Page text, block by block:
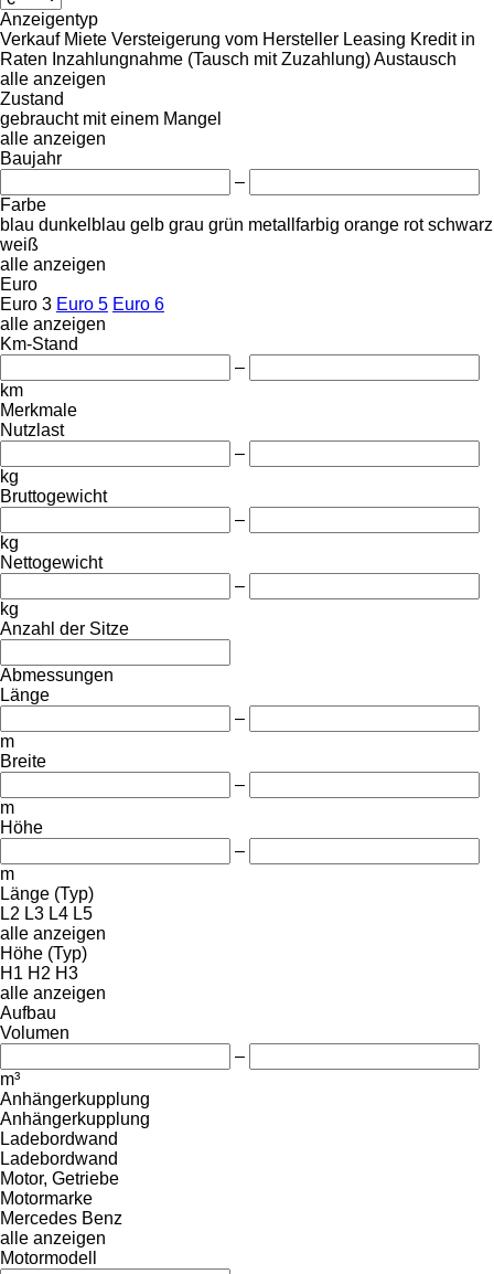
Anzeigentyp
Verkauf Miete Versteigerung vom Hersteller Leasing Kredit in
Raten Inzahlungnahme (Tausch mit Zuzahlung)Austausch
alle anzeigen
Zustand
gebraucht mit einem Mangel
alle anzeigen
Baujahr
–
Farbe
blau dunkelblau gelb grau grün metallfarbig orange rot schwarz
weiß
alle anzeigen
Euro
Euro 3 Euro 5 Euro 6
alle anzeigen
Km-Stand
–
km
Merkmale
Nutzlast
–
kg
Bruttogewicht
–
kg
Nettogewicht
–
kg
Anzahl der Sitze
Abmessungen
Länge
–
m
Breite
–
m
Höhe
–
m
Länge (Typ)
L2 L3 L4 L5
alle anzeigen
Höhe (Typ)
H1 H2 H3
alle anzeigen
Aufbau
Volumen
–
m³
Anhängerkupplung
Anhängerkupplung
Ladebordwand
Ladebordwand
Motor, Getriebe
Motormarke
Mercedes Benz
alle anzeigen
Motormodell